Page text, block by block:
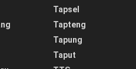
Tapsel
Tapteng
Tapung
Taput